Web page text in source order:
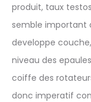
produit, taux
semble important
developpe
niveau des
coiffe des
donc imperatif